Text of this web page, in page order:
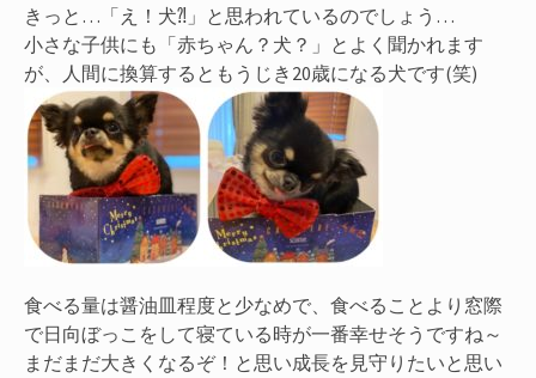
きっと…「え！犬⁈」と思われているのでしょう…
小さな子供にも「赤ちゃん？犬？」とよく聞かれます
が、人間に換算するともうじき20歳になる犬です(笑)
食べる量は醤油皿程度と少なめで、食べることより窓際
で日向ぼっこをして寝ている時が一番幸せそうですね～
まだまだ大きくなるぞ！と思い成長を見守りたいと思い